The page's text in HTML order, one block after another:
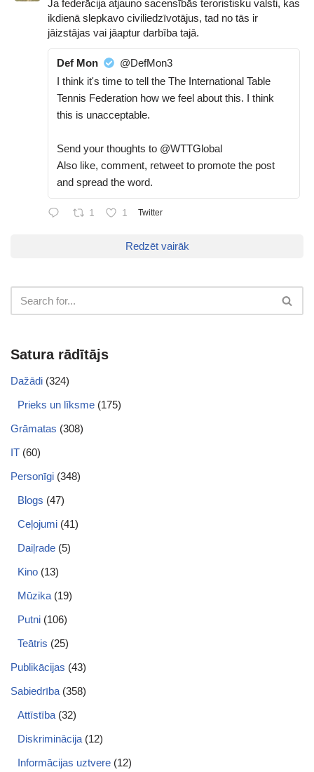
Ja federācija atjauno sacensībās teroristisku valsti, kas
ikdienā slepkavo civiliedzīvotājus, tad no tās ir
jāizstājas vai jāaptur darbība tajā.
Def Mon
@DefMon3
I think it's time to tell the The International Table
Tennis Federation how we feel about this. I think
this is unacceptable.
Send your thoughts to @WTTGlobal
Also like, comment, retweet to promote the post
and spread the word.
1 1 Twitter
Redzēt vairāk
Satura rādītājs
Dažādi (324)
Prieks un līksme (175)
Grāmatas (308)
IT (60)
Personīgi (348)
Blogs (47)
Ceļojumi (41)
Daiļrade (5)
Kino (13)
Mūzika (19)
Putni (106)
Teātris (25)
Publikācijas (43)
Sabiedrība (358)
Attīstība (32)
Diskriminācija (12)
Informācijas uztvere (12)